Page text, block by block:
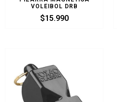
VOLEIBOL DRB
$15.990